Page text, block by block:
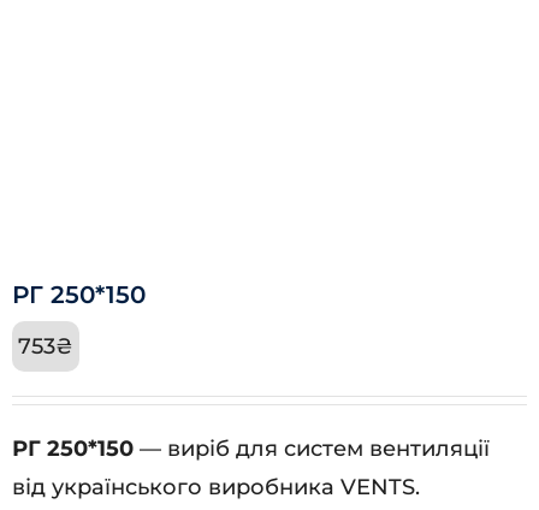
РГ 250*150
753₴
РГ 250*150 — виріб для систем вентиляції
від українського виробника VENTS.